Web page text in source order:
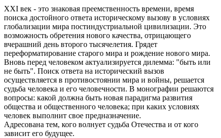
XXI век - это знаковая преемственность времени, время
поиска достойного ответа историческому вызову в условиях
глобализации мира постиндустриальной цивилизации. Это
возможность обретения нового качества, отрицающего
вчерашний день второго тысячелетия. Грядет
переформатирование старого мира и рождение нового мира.
Вновь перед человеком актуализируется дилемма: "быть или
не быть". Поиск ответа на исторический вызов
осуществляется в противостоянии мира и войны, решается
судьба человека и его человечности. В монографии решаются
вопросы: какой должна быть новая парадигма развития
общества и общественного человека; при каких условиях
человек выполнит свое предназначение.
Адресована тем, кого волнует судьба Отечества и от кого
зависит его будущее.